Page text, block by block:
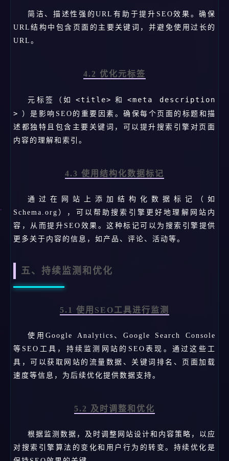
简洁、描述性强的URL有助于提升SEO效果。确保
URL结构中包含页面的主要关键词，并避免使用过长的
URL。
4.2 优化元标签
元标签（如 <title> 和
<meta description
>
）是影响SEO的重要因素。确保每个页面的标题和描
述都独特且包含主要关键词，可以提升搜索引擎对页面
内容的理解和索引。
4.3 使用结构化数据标记
通过在网站上添加结构化数据标记（如
Schema.org），可以帮助搜索引擎更好地理解网站内
容，从而提升SEO效果。这种标记可以为搜索引擎提供
更多关于内容的信息，如产品、评论、活动等。
五、持续监测和优化
5.1 使用SEO工具进行监测
使用Google Analytics、Google Search Console
等SEO工具，持续监测网站的SEO表现。通过这些工
具，可以获取网站的流量数据、关键词排名、页面加载
速度等信息，为后续优化提供数据支持。
5.2 及时调整和优化
根据监测数据，及时调整网站设计和内容策略，以应
对搜索引擎算法的变化和用户行为的转变。持续优化是